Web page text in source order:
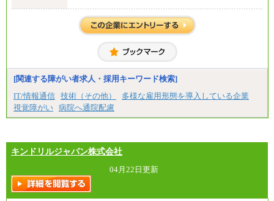
大学卒：250,000円
高専卒：244,800円
短大・専門3年制卒：235,300円
専門1年制卒：212,900円
【居住地域：関西エリア（月給） 】※一律地域手当1
5,000円含む
大学院卒：266,100円
大学卒：240,000円
高専卒：234,800円
短大・専門3年制卒：225,300円
中途：
【全職種共通】
〔正社員〕
月給212,900円～330,000円
※実務経験に応じてご相談させていただきます（上
記金額を超える可能性あり）
※職種8）を除き、正社員の場合勤務地は本社のみと
[関連する障がい者求人・採用キーワード検索]
IT/情報通信 技術（その他）
多様な雇用形態を導入している企業
視覚障がい 病院へ通院配慮
キンドリルジャパン株式会社
04月22日更新